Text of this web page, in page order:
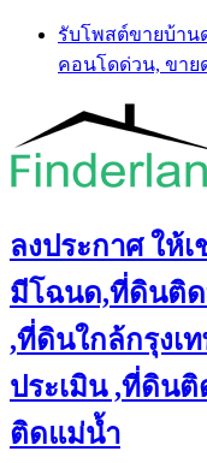
Skip
content
รับโพสต์ขายบ้าน
คอนโดด่วน, ขาย
ลงประกาศ ให้
มีโฉนด,ที่ดินติด
,ที่ดินใกล้กรุงเ
ประเมิน ,ที่ดิน
ติดแม่น้ำ